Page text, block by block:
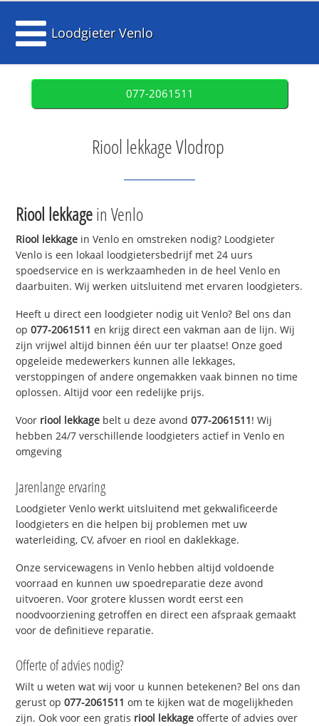
Loodgieter Venlo
077-2061511
Riool lekkage Vlodrop
Riool lekkagein Venlo
Riool lekkage in Venlo en omstreken nodig? Loodgieter
Venlo is een lokaal loodgietersbedrijf met 24 uurs
spoedservice en is werkzaamheden in de heel Venlo en
daarbuiten. Wij werken uitsluitend met ervaren loodgieters.
Heeft u direct een loodgieter nodig uit Venlo? Bel ons dan
op077-2061511 en krijg direct een vakman aan de lijn. Wij
zijn vrijwel altijd binnen één uur ter plaatse! Onze goed
opgeleide medewerkers kunnen alle lekkages,
verstoppingen of andere ongemakken vaak binnen no time
oplossen. Altijd voor een redelijke prijs.
Voor riool lekkage belt u deze avond077-2061511! Wij
hebben 24/7 verschillende loodgieters actief in Venlo en
omgeving
Jarenlange ervaring
Loodgieter Venlo werkt uitsluitend met gekwalificeerde
loodgieters en die helpen bij problemen met uw
waterleiding, CV, afvoer en riool en daklekkage.
Onze servicewagens in Venlo hebben altijd voldoende
voorraad en kunnen uw spoedreparatie deze avond
uitvoeren. Voor grotere klussen wordt eerst een
noodvoorziening getroffen en direct een afspraak gemaakt
voor de definitieve reparatie.
Offerte of advies nodig?
Wilt u weten wat wij voor u kunnen betekenen? Bel ons dan
gerust op077-2061511 om te kijken wat de mogelijkheden
zijn. Ook voor een gratis riool lekkage offerte of advies over